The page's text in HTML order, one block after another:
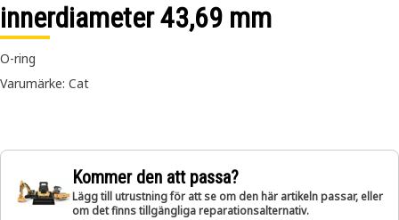
innerdiameter 43,69 mm
O-ring
Varumärke: Cat
Kommer den att passa?
Lägg till utrustning för att se om den här artikeln passar, eller
om det finns tillgängliga reparationsalternativ.